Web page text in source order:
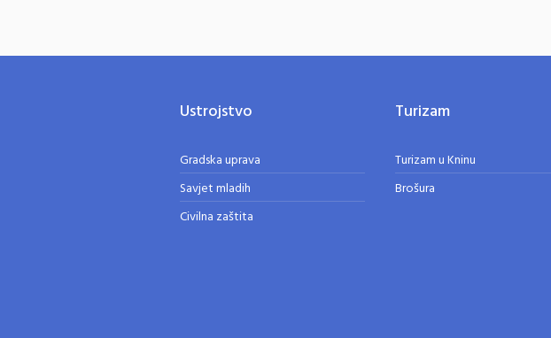
Ustrojstvo
Gradska uprava
Savjet mladih
Civilna zaštita
Turizam
Turizam u Kninu
Brošura